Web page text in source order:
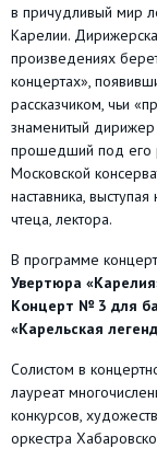
в причудливый мир
Карелии.
произведениях
концертах»,
рассказчиком, чьи
знаменитый дирижер
прошедший под его
Московской
наставника,
чтеца, лектора.
В программе
Увертюра
Концерт № 3 для
«Карельская
Солистом в
лауреат
конкурсов,
оркестра